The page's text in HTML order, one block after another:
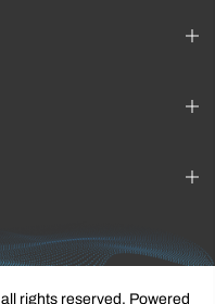
all rights reserved. Powered